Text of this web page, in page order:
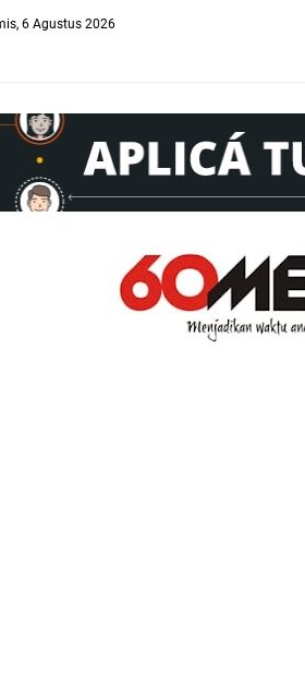
6 Agustus 2026